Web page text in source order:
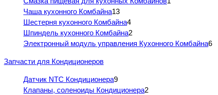
Чаша кухонного Комбайна13
Шестерня кухонного Комбайна4
Шпиндель кухонного Комбайна2
Электронный модуль управления Кухонного Комбайна6
Запчасти для Кондиционеров
Датчик NTC Кондиционера9
Клапаны, соленоиды Кондиционера2